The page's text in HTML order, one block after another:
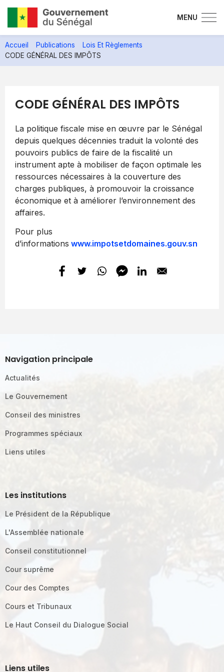
au
contenu
MENU
Accueil Publications
Lois Et Règlements
CODE GÉNÉRAL DES IMPÔTS
CODE GÉNÉRAL DES IMPÔTS
La politique fiscale mise en œuvre par le Sénégal
depuis quelques décennies traduit la volonté des
pouvoirs publics de faire de la fiscalité un
instrument apte à mobiliser de façon optimale les
ressources nécessaires à la couverture des
charges publiques, à promouvoir la croissance
économique et à améliorer l’environnement des
affaires.
Pour plus
d’informations www.impotsetdomaines.gouv.sn
Navigation principale
Actualités
Le Gouvernement
Conseil des ministres
Programmes spéciaux
Liens utiles
Les institutions
Le Président de la République
L'Assemblée nationale
Conseil constitutionnel
Cour suprême
Cour des Comptes
Cours et Tribunaux
Le Haut Conseil du Dialogue Social
Liens utiles